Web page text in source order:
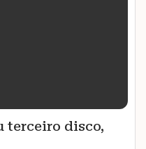
terceiro disco,